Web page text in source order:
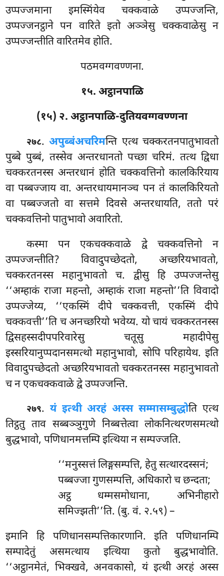
उप्पज्जमाना इमस्मिंयेव चक्कवाळे उप्पज्जन्ति,
उप्पज्जनट्ठाने पन वारिते इतो अञ्ञेसु चक्कवाळेसु न
उप्पज्जन्तीति वारितमेव होति.
पठमवग्गवण्णना.
१५. अट्ठानपाळि
(१५) २. अट्ठानपाळि-दुतियवग्गवण्णना
२७८.अपुब्बंअचरिमन्ति एत्थ चक्करतनपातुभावतो
पुब्बे पुब्बं, तस्सेव अन्तरधानतो पच्छा चरिमं. तत्थ द्विधा
चक्करतनस्स अन्तरधानं होति चक्कवत्तिनो कालकिरियाय
वा पब्बज्जाय वा. अन्तरधायमानञ्च पन तं कालकिरियतो
वा पब्बज्जतो वा सत्तमे दिवसे अन्तरधायति, ततो परं
चक्कवत्तिनो पातुभावो अवारितो.
कस्मा पन एकचक्कवाळे द्वे चक्कवत्तिनो न
उप्पज्जन्तीति? विवादुपच्छेदतो, अच्छरियभावतो,
चक्करतनस्स महानुभावतो च. द्वीसु हि उप्पज्जन्तेसु
‘‘अम्हाकं राजा महन्तो, अम्हाकं राजा महन्तो’’ति विवादो
उप्पज्जेय्य, ‘‘एकस्मिं दीपे चक्कवत्ती, एकस्मिं दीपे
चक्कवत्ती’’ति च अनच्छरियो भवेय्य. यो चायं चक्करतनस्स
द्विसहस्सदीपपरिवारेसु चतूसु महादीपेसु
इस्सरियानुप्पदानसमत्थो महानुभावो, सोपि परिहायेथ. इति
विवादुपच्छेदतो अच्छरियभावतो चक्करतनस्स महानुभावतो
च न एकचक्कवाळे द्वे उप्पज्जन्ति.
२७९. यं इत्थी अरहं अस्स सम्मासम्बुद्धोति एत्थ
तिट्ठतु ताव सब्बञ्ञुगुणे निब्बत्तेत्वा लोकनित्थरणसमत्थो
बुद्धभावो, पणिधानमत्तम्पि इत्थिया न सम्पज्जति.
‘‘मनुस्सत्तं लिङ्गसम्पत्ति, हेतु सत्थारदस्सनं;
पब्बज्जा गुणसम्पत्ति, अधिकारो च छन्दता;
अट्ठ धम्मसमोधाना, अभिनीहारो
समिज्झती’’ति. (बु. वं. २.५९) –
इमानि हि पणिधानसम्पत्तिकारणानि. इति पणिधानम्पि
सम्पादेतुं असमत्थाय इत्थिया कुतो बुद्धभावोति.
‘‘अट्ठानमेतं, भिक्खवे, अनवकासो, यं इत्थी अरहं अस्स